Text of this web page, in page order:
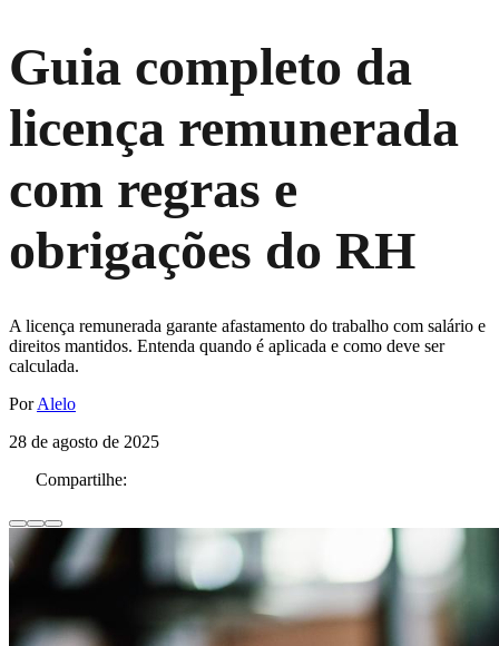
Guia completo da
licença remunerada
com regras e
obrigações do RH
A licença remunerada garante afastamento do trabalho com salário e
direitos mantidos. Entenda quando é aplicada e como deve ser
calculada.
PorAlelo
28 de agosto de 2025
Compartilhe: